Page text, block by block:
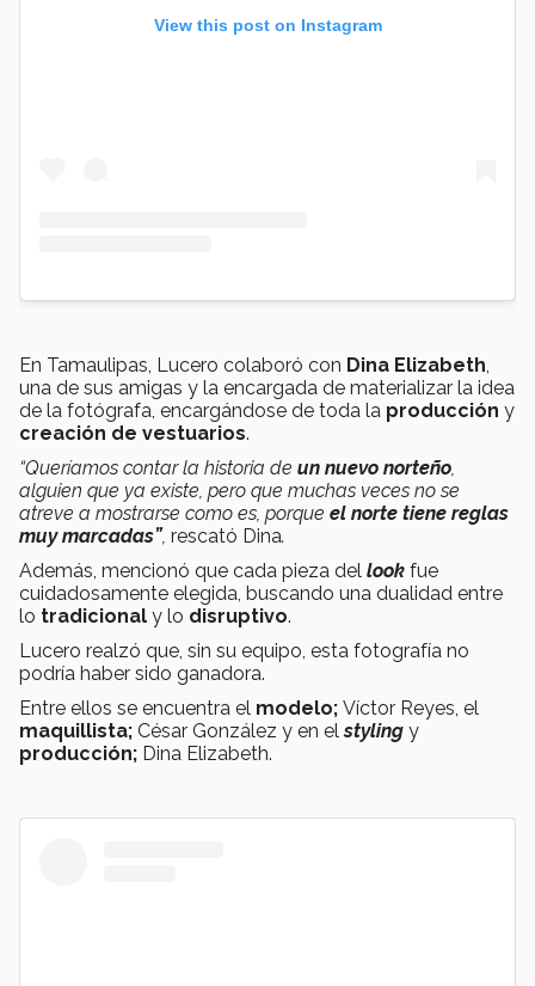
View this post on Instagram
En Tamaulipas, Lucero colaboró con Dina Elizabeth
una de sus amigas y la encargada de materializar la idea
de la fotógrafa, encargándose de toda la producción y
creación de vestuarios.
“Queríamos contar la historia de un nuevo norteño
alguien que ya existe, pero que muchas veces no se
atreve a mostrarse como es, porque el norte tiene reglas
muy marcadas”, rescató Dina.
Además, mencionó que cada pieza del look fue
cuidadosamente elegida, buscando una dualidad entre
lo tradicional y lo disruptivo.
Lucero realzó que, sin su equipo, esta fotografía no
podría haber sido ganadora.
Entre ellos se encuentra el modelo; Víctor Reyes, el
maquillista; César González y en elstyling y
producción; Dina Elizabeth.